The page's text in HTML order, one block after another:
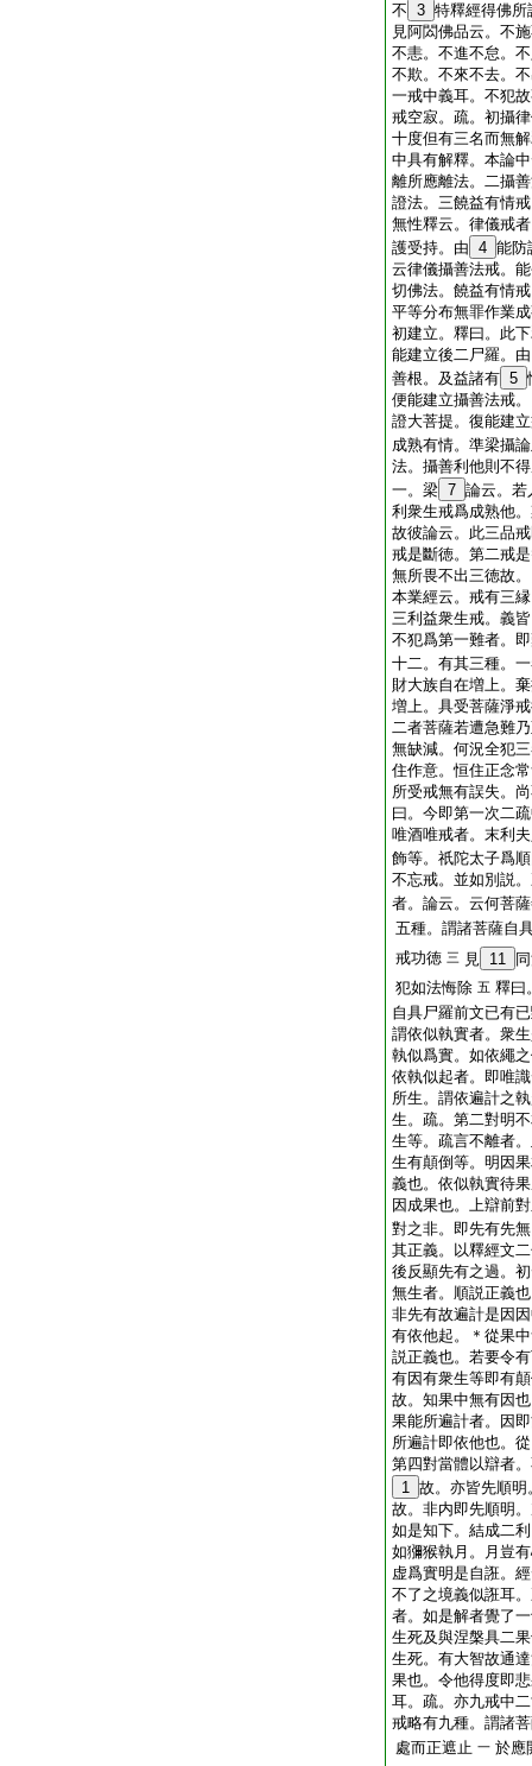
不 3 特釋經得佛所
見阿閦佛品云。不
不恚。不進不怠。
不欺。不來不去。
一戒中義耳。不犯
戒空寂。疏。初攝
十度但有三名而無
中具有解釋。本論
離所應離法。二攝
證法。三饒益有情
無性釋云。律儀戒
護受持。由 4 能防
云律儀攝善法戒。
切佛法。饒益有情
平等分布無罪作業
初建立。釋曰。此
能建立後二尸羅。
善根。及益諸有 5
便能建立攝善法戒
證大菩提。復能建
成熟有情。準梁攝
法。攝善利他則不
一。梁 7 論云。若
利衆生戒爲成熟他
故彼論云。此三品
戒是斷徳。第二戒
無所畏不出三徳故
本業經云。戒有三
三利益衆生戒。義
不犯爲第一難者。
十二。有其三種。
財大族自在増上。
増上。具受菩薩淨
二者菩薩若遭急難
無缺減。何況全犯
住作意。恒住正念
所受戒無有誤失。
曰。今即第一次二
唯酒唯戒者。末利
飾等。祇陀太子爲
不忘戒。並如別説
者。論云。云何菩
五種。謂諸菩薩自
戒功徳 三 見 11
犯如法悔除 五 釋曰
自具尸羅前文已有
謂依似執實者。衆
執似爲實。如依繩
依執似起者。即唯
所生。謂依遍計之
生。疏。第二對明
生等。疏言不離者
生有顛倒等。明因
義也。依似執實待
因成果也。上辯前
對之非。即先有先
其正義。以釋經文
後反顯先有之過。
無生者。順説正義
非先有故遍計是因
有依他起。＊從果
説正義也。若要令
有因有衆生等即有
故。知果中無有因
果能所遍計者。因
所遍計即依他也。
第四對當體以辯者
1 故。亦皆先順
故。非内即先順明
如是知下。結成二
如獼猴執月。月豈
虚爲實明是自誑。
不了之境義似誑耳
者。如是解者覺了
生死及與涅槃具二
生死。有大智故通
果也。令他得度即
耳。疏。亦九戒中
戒略有九種。謂諸
處而正遮止 一 於應